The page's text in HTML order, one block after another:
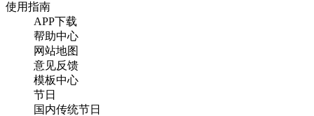
使用指南
APP下载
帮助中心
网站地图
意见反馈
模板中心
节日
国内传统节日